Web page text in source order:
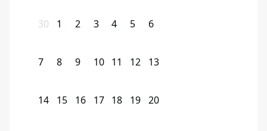
30 1 2 3 4 5 6
7 8 9 10 11 12 13
14 15 16 17 18 19 20